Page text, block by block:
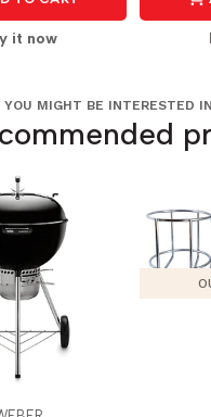
it now
YOU MIGHT BE INTERESTED